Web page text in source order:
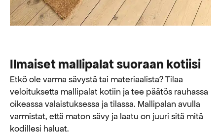
Ilmaiset mallipalat suoraan kotiisi
Etkö ole varma sävystä tai materiaalista? Tilaa
veloituksetta mallipalat kotiin ja tee päätös rauhassa
oikeassa valaistuksessa ja tilassa. Mallipalan avulla
varmistat, että maton sävy ja laatu on juuri sitä mitä
kodillesi haluat.